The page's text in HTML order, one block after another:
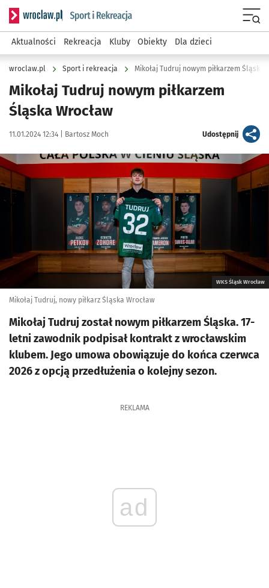
Serwis informacyjny wroclaw.pl podserwis: Sport i rekreacja
Aktualności Rekreacja Kluby Obiekty Dla dzieci
wroclaw.pl Sport i rekreacja Mikołaj Tudruj nowym piłkarzem Śląska
Mikołaj Tudruj nowym piłkarzem
Śląska Wrocław
Data publikacji:
11.01.2024 12:34 | Autor:
Bartosz Moch Udostępnijartykuł
Kliknij, aby powiększyć
WKS Śląsk Wrocław
Mikołaj Tudruj, nowy piłkarz Śląska Wrocław
Mikołaj Tudruj został nowym piłkarzem Śląska. 17-
letni zawodnik podpisał kontrakt z wrocławskim
klubem. Jego umowa obowiązuje do końca czerwca
2026 z opcją przedłużenia o kolejny sezon.
REKLAMA
ad